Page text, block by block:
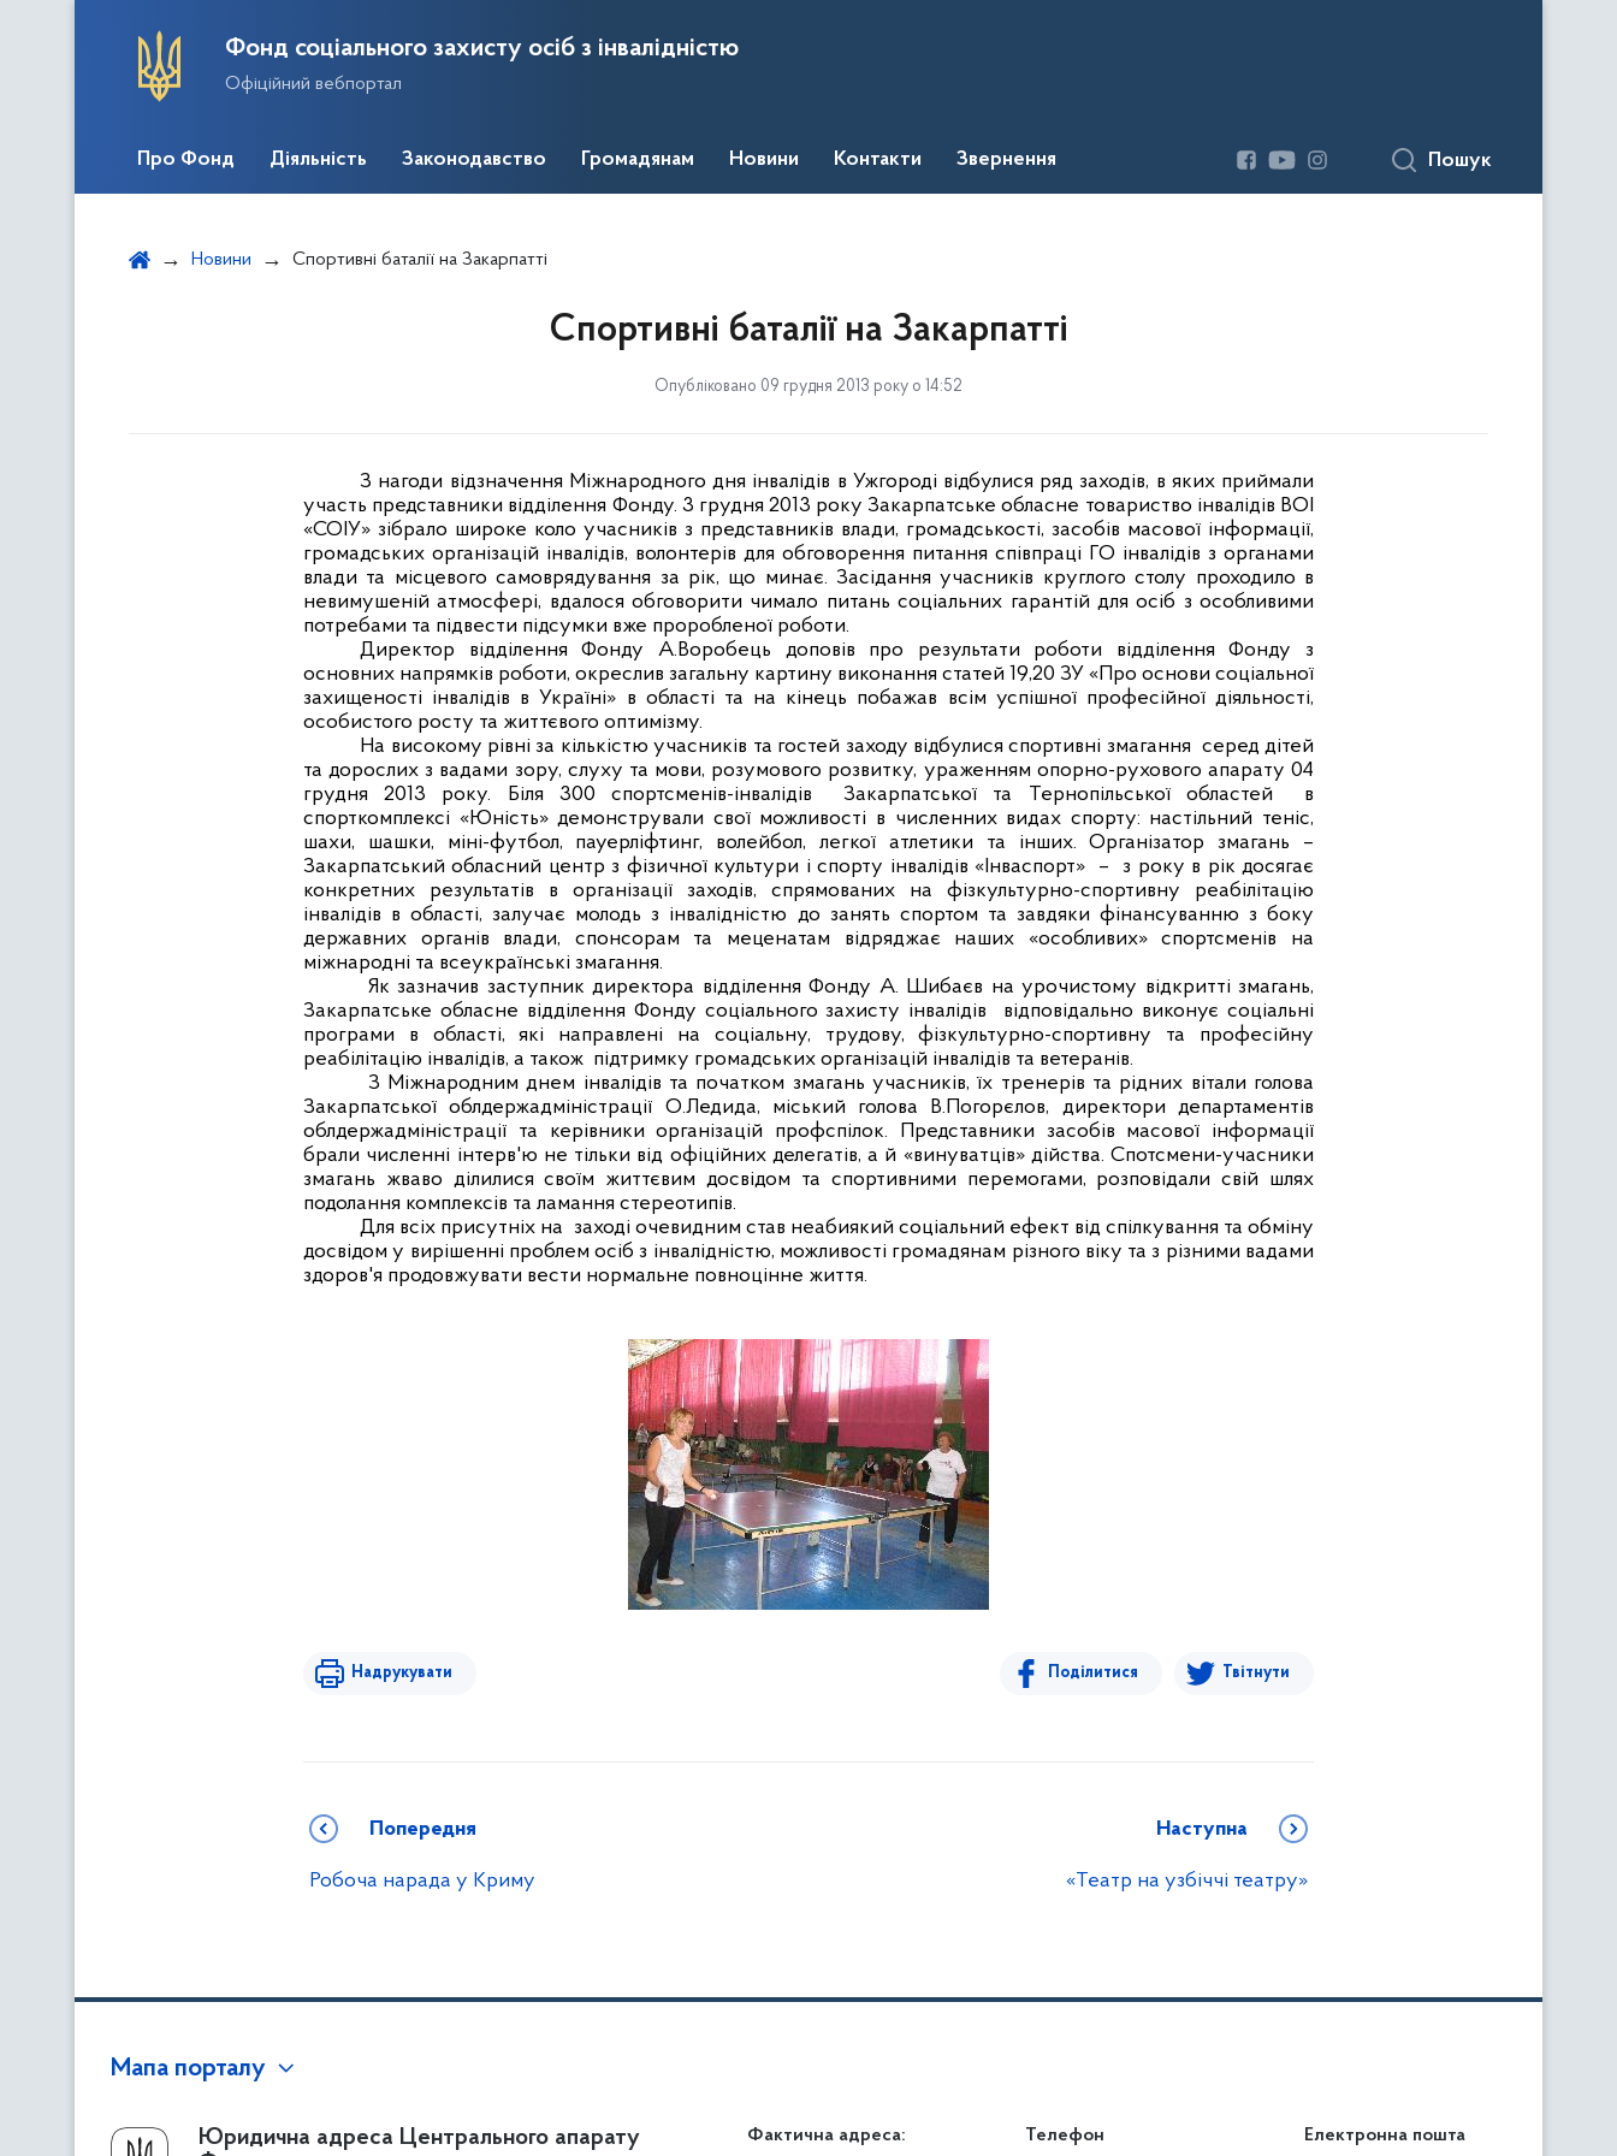
Фонд соціального захисту осіб з інвалідністю
Офіційний вебпортал
Про Фонд Діяльність Законодавство Громадянам Новини Контакти Звернення Пошук
Новини Спортивні баталії на Закарпатті
Спортивні баталії на Закарпатті
Опубліковано 09 грудня 2013 року о 14:52
З нагоди відзначення Міжнародного дня інвалідів в Ужгороді відбулися ряд заходів, в яких приймали
участь представники відділення Фонду. 3 грудня 2013 року Закарпатське обласне товариство інвалідів ВОІ
«СОІУ» зібрало широке коло учасників з представників влади, громадськості, засобів масової інформації,
громадських організацій інвалідів, волонтерів для обговорення питання співпраці ГО інвалідів з органами
влади та місцевого самоврядування за рік, що минає. Засідання учасників круглого столу проходило в
невимушеній атмосфері, вдалося обговорити чимало питань соціальних гарантій для осіб з особливими
потребами та підвести підсумки вже проробленої роботи.
Директор відділення Фонду А.Воробець доповів про результати роботи відділення Фонду з
основних напрямків роботи, окреслив загальну картину виконання статей 19,20 ЗУ «Про основи соціальної
захищеності інвалідів в Україні» в області та на кінець побажав всім успішної професійної діяльності,
особистого росту та життєвого оптимізму.
На високому рівні за кількістю учасників та гостей заходу відбулися спортивні змагання серед дітей
та дорослих з вадами зору, слуху та мови, розумового розвитку, ураженням опорно-рухового апарату 04
грудня 2013 року. Біля 300 спортсменів-інвалідів
Закарпатської та Тернопільської областей
в
спорткомплексі «Юність» демонстрували свої можливості в численних видах спорту: настільний теніс,
шахи, шашки, міні-футбол, пауерліфтинг, волейбол, легкої атлетики та інших. Організатор змагань –
Закарпатський обласний центр з фізичної культури і спорту інвалідів «Інваспорт»
–
з року в рік досягає
конкретних результатів в організації заходів, спрямованих на фізкультурно-спортивну реабілітацію
інвалідів в області, залучає молодь з інвалідністю до занять спортом та завдяки фінансуванню з боку
державних органів влади, спонсорам та меценатам відряджає наших «особливих» спортсменів на
міжнародні та всеукраїнські змагання.
Як зазначив заступник директора відділення Фонду А. Шибаєв на урочистому відкритті змагань,
Закарпатське обласне відділення Фонду соціального захисту інвалідів
відповідально виконує соціальні
програми в області, які направлені на соціальну, трудову, фізкультурно-спортивну та професійну
реабілітацію інвалідів, а також підтримку громадських організацій інвалідів та ветеранів.
З Міжнародним днем інвалідів та початком змагань учасників, їх тренерів та рідних вітали голова
Закарпатської облдержадміністрації О.Ледида, міський голова В.Погорєлов, директори департаментів
облдержадміністрації та керівники організацій профспілок. Представники засобів масової інформації
брали численні інтерв'ю не тільки від офіційних делегатів, а й «винуватців» дійства. Спотсмени-учасники
змагань жваво ділилися своїм життєвим досвідом та спортивними перемогами, розповідали свій шлях
подолання комплексів та ламання стереотипів.
Для всіх присутніх на заході очевидним став неабиякий соціальний ефект від спілкування та обміну
досвідом у вирішенні проблем осіб з інвалідністю, можливості громадянам різного віку та з різними вадами
здоров'я продовжувати вести нормальне повноцінне життя.
Надрукувати Поділитися Твітнути
Попередня
Робоча нарада у Криму
Наступна
«Театр на узбіччі театру»
Мапа порталу
Про Фонд Громадянам Діяльність
Юридична адреса Центрального апарату
Фактична адреса: Телефон Електронна пошта